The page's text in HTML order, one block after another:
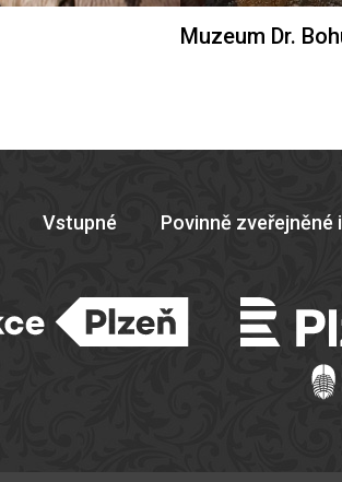
Muzeum Dr.
Vstupné Povinně zveřejněné